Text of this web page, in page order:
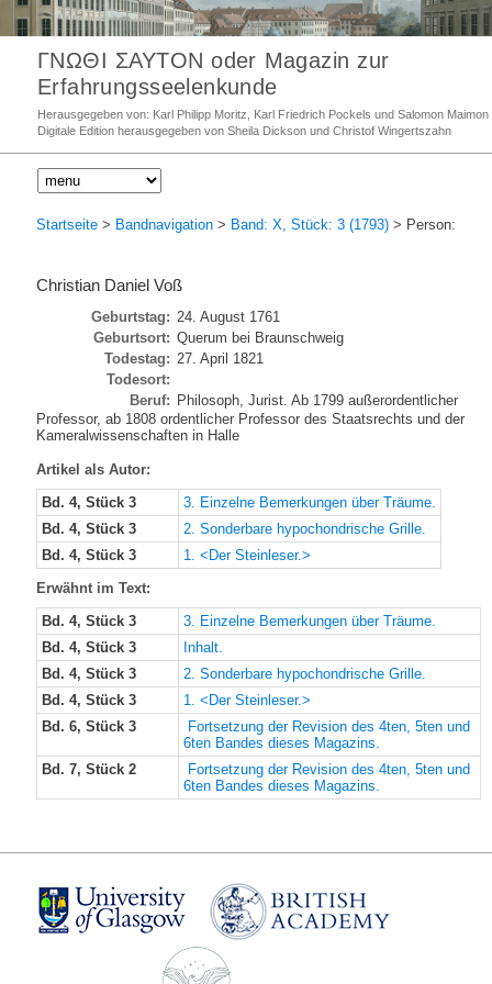
ΓΝΩΘΙ ΣΑΥΤΟΝ oder Magazin zur
Erfahrungsseelenkunde
Herausgegeben von: Karl Philipp Moritz, Karl Friedrich Pockels und Salomon Maimon
Digitale Edition herausgegeben von Sheila Dickson und Christof Wingertszahn
Startseite > Bandnavigation > Band: X, Stück: 3 (1793) > Person:
Christian Daniel Voß
Geburtstag: 24. August 1761
Geburtsort: Querum bei Braunschweig
Todestag: 27. April 1821
Todesort:
Beruf: Philosoph, Jurist. Ab 1799 außerordentlicher
Professor, ab 1808 ordentlicher Professor des Staatsrechts und der
Kameralwissenschaften in Halle
Artikel als Autor:
Bd. 4, Stück 3
3. Einzelne Bemerkungen über Träume.
Bd. 4, Stück 3
2. Sonderbare hypochondrische Grille.
Bd. 4, Stück 3
1. <Der Steinleser.>
Erwähnt im Text:
Bd. 4, Stück 3
3. Einzelne Bemerkungen über Träume.
Bd. 4, Stück 3
Inhalt.
Bd. 4, Stück 3
2. Sonderbare hypochondrische Grille.
Bd. 4, Stück 3
1. <Der Steinleser.>
Bd. 6, Stück 3
Fortsetzung der Revision des 4ten, 5ten und
6ten Bandes dieses Magazins.
Bd. 7, Stück 2
Fortsetzung der Revision des 4ten, 5ten und
6ten Bandes dieses Magazins.